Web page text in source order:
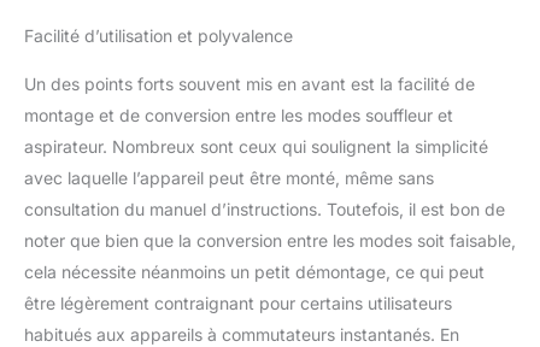
Facilité d’utilisation et polyvalence
Un des points forts souvent mis en avant est la facilité de
montage et de conversion entre les modes souffleur et
aspirateur. Nombreux sont ceux qui soulignent la simplicité
avec laquelle l’appareil peut être monté, même sans
consultation du manuel d’instructions. Toutefois, il est bon de
noter que bien que la conversion entre les modes soit faisable,
cela nécessite néanmoins un petit démontage, ce qui peut
être légèrement contraignant pour certains utilisateurs
habitués aux appareils à commutateurs instantanés. En